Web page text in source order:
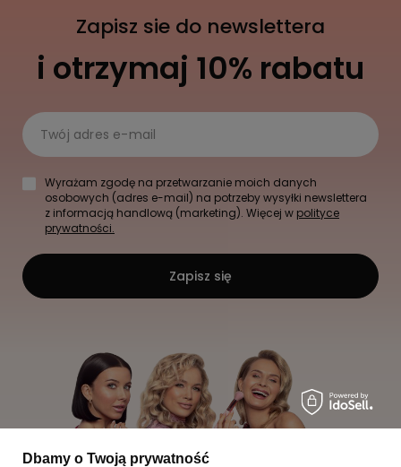
Zapisz sie do newslettera
i otrzymaj 10% rabatu
Twój adres e-mail
Wyrażam zgodę na przetwarzanie moich danych
osobowych (adres e-mail) na potrzeby wysyłki newslettera
z informacją handlową (marketing). Więcej w polityce
prywatności.
Zapisz się
Dbamy o Twoją prywatność